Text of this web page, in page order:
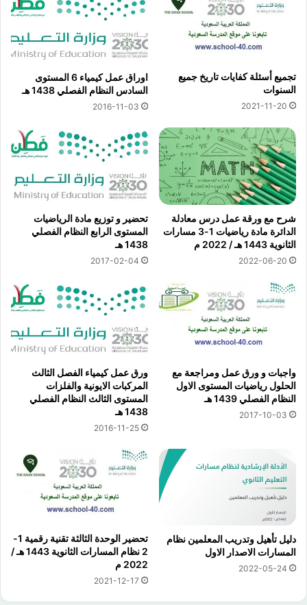
تجميع أسئلة كفايات تاريخ جميع
السنوات
2021-11-20
اوراق عمل كيمياء 6 المستوى
السادس النظام الفصلي 1438 هـ
2016-11-03
شرح مع ورقة عمل درس معادلة
الدائرة مادة رياضيات 1-3 مسارات
الثانوية 1443 هـ / 2022 م
2022-06-20
تحضير و توزيع مادة الرياضيات
المستوى الرابع النظام الفصلي
1438 هـ
2017-02-04
واجبات و ورق عمل ومراجعة مع
الحلول رياضيات المستوى الاول
النظام الفصلي 1439 هـ
2017-10-03
ورق عمل كيمياء الفصل الثالث
المركبات الايونية والفلزات
المستوى الثالث النظام الفصلي
1438 هـ
2016-11-25
دليل تأهيل وتدريب المعلمين نظام
المسارات الاصدار الاول
2022-05-24
تحضير الوحدة الثالثة تقنية رقمية 1-
2 نظام المسارات الثانوية 1443 هـ /
2022 م
2021-12-17